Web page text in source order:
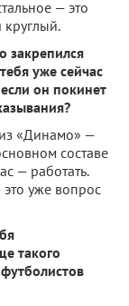
— это
круглый.
закрепился
уже сейчас
он покинет
«Динамо» —
составе
— работать.
уже вопрос
такого